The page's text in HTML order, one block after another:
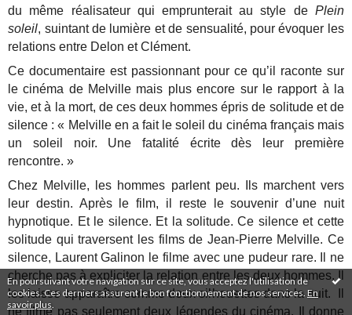
En poursuivant votre navigation sur ce site, vous acceptez l'utilisation de
cookies. Ces derniers assurent le bon fonctionnement de nos services. En
savoir plus
du même réalisateur qui emprunterait au style de Plein
soleil, suintant de lumière et de sensualité, pour évoquer les
relations entre Delon et Clément.
Ce documentaire est passionnant pour ce qu’il raconte sur
le cinéma de Melville mais plus encore sur le rapport à la
vie, et à la mort, de ces deux hommes épris de solitude et de
silence : « Melville en a fait le soleil du cinéma français mais
un soleil noir. Une fatalité écrite dès leur première
rencontre. »
Chez Melville, les hommes parlent peu. Ils marchent vers
leur destin. Après le film, il reste le souvenir d’une nuit
hypnotique. Et le silence. Et la solitude. Ce silence et cette
solitude qui traversent les films de Jean-Pierre Melville. Ce
silence, Laurent Galinon le filme avec une pudeur rare. Il ne
cherche pas à expliciter la relation entre les deux hommes. Il
les laisse apparaître comme deux silhouettes dans la nuit. Il
ne filme pas seulement deux légendes du cinéma. Il donne